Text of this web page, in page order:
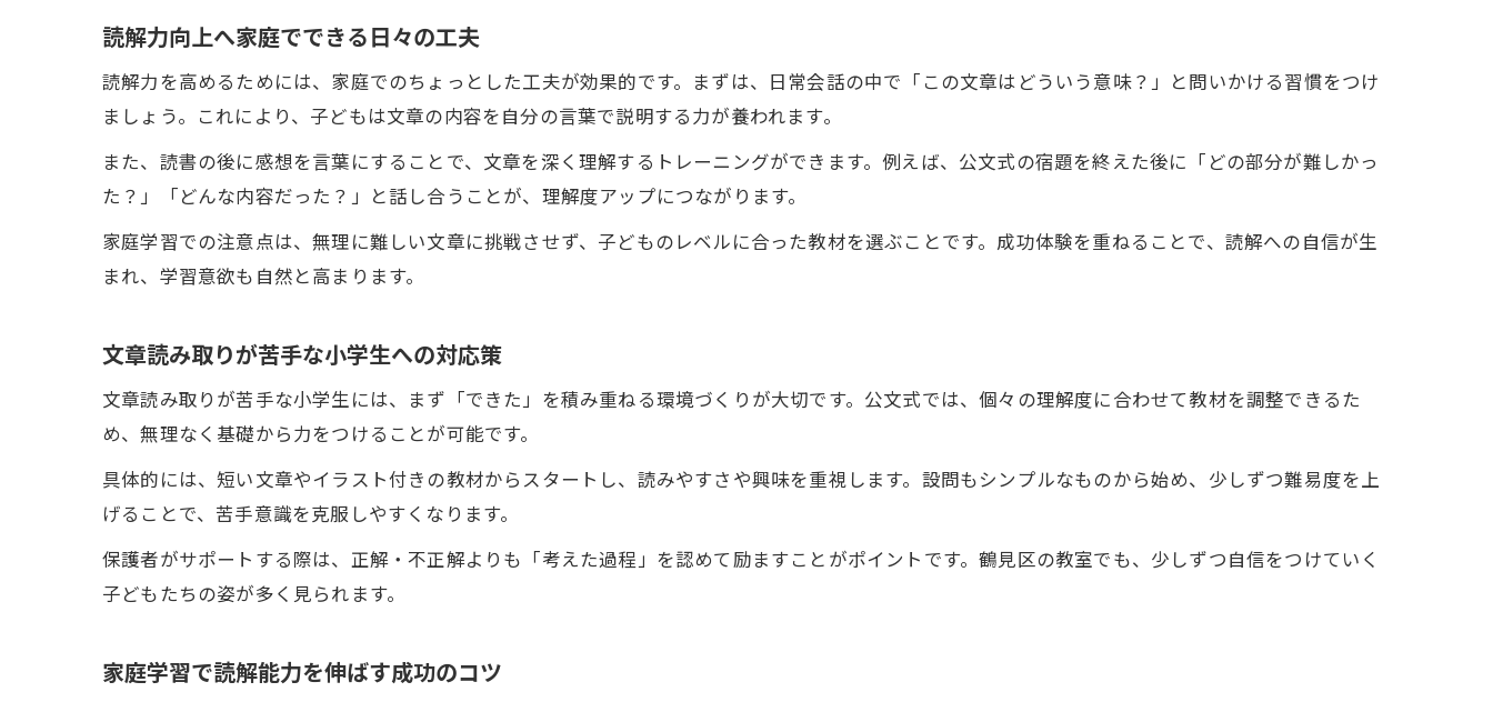
家庭学習で国語力アップを目指す手順
公文式で読解能力を磨く学習ポイント
小学生の文章理解を深める工夫とは
学習への関心を読解力向上につなげるコツ
小学生の興味を引き出す文章読み取り術
文章読み取りが好きになる学習環境づくり
読解力向上へ家庭でできる日々の工夫
読解力を高めるためには、家庭でのちょっとした工夫が効果的です。まずは、日常会話の中で「この文章はどういう意味？」と問いかける習慣をつけ
ましょう。これにより、子どもは文章の内容を自分の言葉で説明する力が養われます。
また、読書の後に感想を言葉にすることで、文章を深く理解するトレーニングができます。例えば、公文式の宿題を終えた後に「どの部分が難しかっ
た？」「どんな内容だった？」と話し合うことが、理解度アップにつながります。
家庭学習での注意点は、無理に難しい文章に挑戦させず、子どものレベルに合った教材を選ぶことです。成功体験を重ねることで、読解への自信が生
まれ、学習意欲も自然と高まります。
文章読み取りが苦手な小学生への対応策
文章読み取りが苦手な小学生には、まず「できた」を積み重ねる環境づくりが大切です。公文式では、個々の理解度に合わせて教材を調整できるた
め、無理なく基礎から力をつけることが可能です。
具体的には、短い文章やイラスト付きの教材からスタートし、読みやすさや興味を重視します。設問もシンプルなものから始め、少しずつ難易度を上
げることで、苦手意識を克服しやすくなります。
保護者がサポートする際は、正解・不正解よりも「考えた過程」を認めて励ますことがポイントです。鶴見区の教室でも、少しずつ自信をつけていく
子どもたちの姿が多く見られます。
家庭学習で読解能力を伸ばす成功のコツ